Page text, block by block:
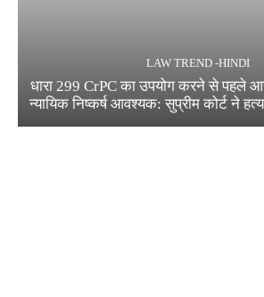
LAW TREND -HINDI
धारा 299 CrPC का उपयोग करने से पहले
न्यायिक निष्कर्ष आवश्यक: सुप्रीम कोर्ट ने